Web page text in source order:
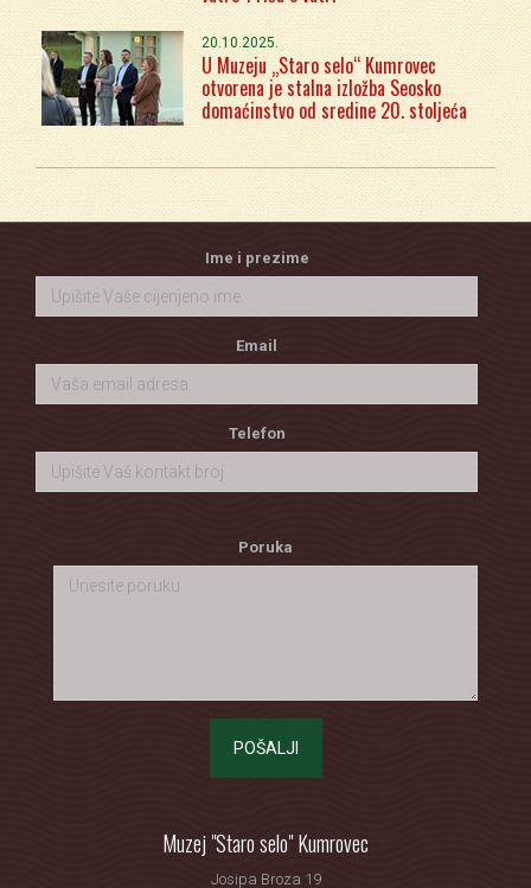
20.10.2025.
U Muzeju „Staro selo“ Kumrovec
otvorena je stalna izložba Seosko
domaćinstvo od sredine 20. stoljeća
Ime i prezime
Email
Telefon
Poruka
POŠALJI
Muzej "Staro selo" Kumrovec
Josipa Broza 19